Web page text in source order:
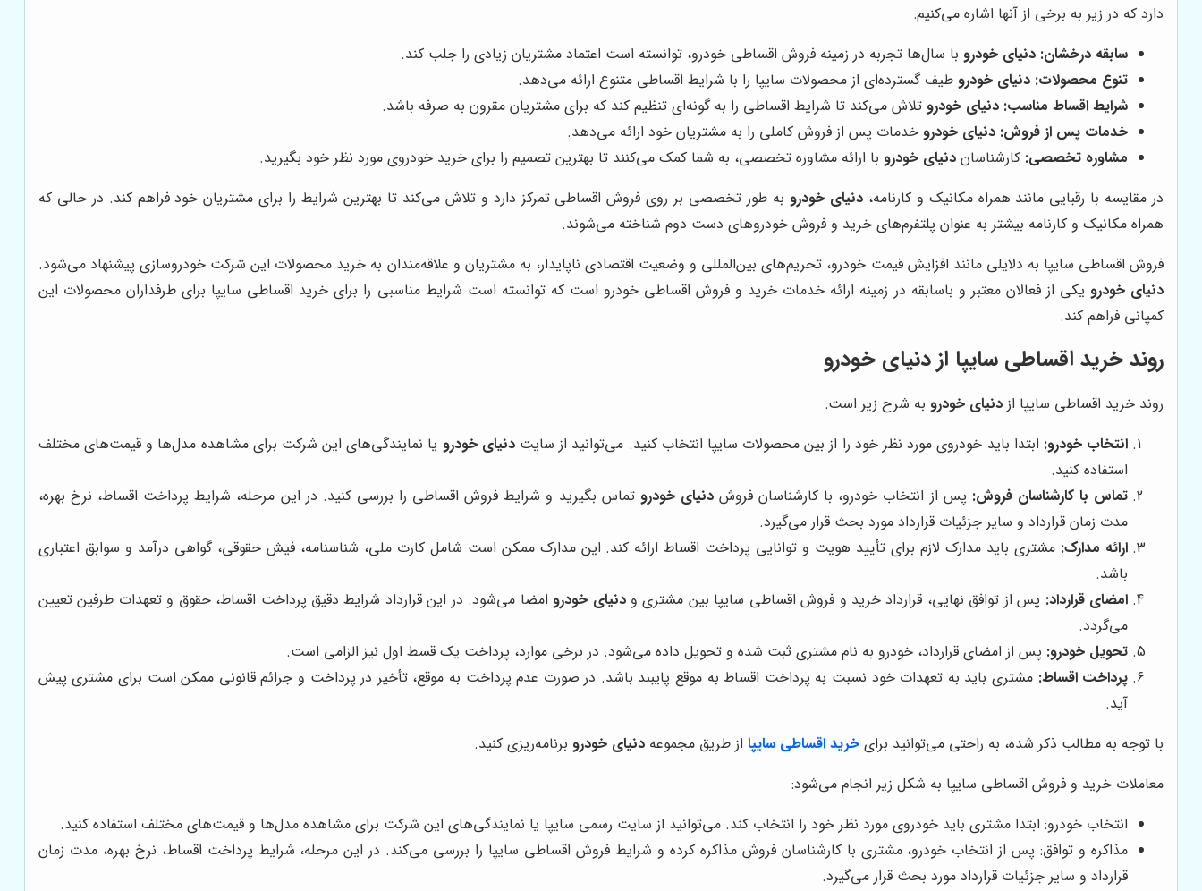
دارد که در زیر به برخی از آنها اشاره می‌کنیم:
سابقه درخشان: دنیای خودرو با سال‌ها تجربه در زمینه فروش اقساطی خودرو، توانسته است اعتماد مشتریان زیادی را جلب کند.
تنوع محصولات: دنیای خودرو طیف گسترده‌ای از محصولات سایپا را با شرایط اقساطی متنوع ارائه می‌دهد.
شرایط اقساط مناسب: دنیای خودرو تلاش می‌کند تا شرایط اقساطی را به گونه‌ای تنظیم کند که برای مشتریان مقرون به صرفه باشد.
خدمات پس از فروش: دنیای خودرو خدمات پس از فروش کاملی را به مشتریان خود ارائه می‌دهد.
مشاوره تخصصی: کارشناسان دنیای خودرو با ارائه مشاوره تخصصی، به شما کمک می‌کنند تا بهترین تصمیم را برای خرید خودروی مورد نظر خود بگیرید.
در مقایسه با رقبایی مانند همراه مکانیک و کارنامه،دنیای خودرو به طور تخصصی بر روی فروش اقساطی تمرکز دارد و تلاش می‌کند تا بهترین شرایط را برای مشتریان خود فراهم کند. در حالی که
همراه مکانیک و کارنامه بیشتر به عنوان پلتفرم‌های خرید و فروش خودروهای دست دوم شناخته می‌شوند.
فروش اقساطی سایپا به دلایلی مانند افزایش قیمت خودرو، تحریم‌های بین‌المللی و وضعیت اقتصادی ناپایدار، به مشتریان و علاقه‌مندان به خرید محصولات این شرکت خودروسازی پیشنهاد می‌شود.
دنیای خودرو یکی از فعالان معتبر و باسابقه در زمینه ارائه خدمات خرید و فروش اقساطی خودرو است که توانسته است شرایط مناسبی را برای خرید اقساطی سایپا برای طرفداران محصولات این
کمپانی فراهم کند.
روند خرید اقساطی سایپا ازدنیای خودرو
روند خرید اقساطی سایپا از دنیای خودرو به شرح زیر است:
انتخاب خودرو: ابتدا باید خودروی مورد نظر خود را از بین محصولات سایپا انتخاب کنید. می‌توانید از سایتدنیای خودرو یا نمایندگی‌های این شرکت برای مشاهده مدل‌ها و قیمت‌های مختلف
استفاده کنید.
تماس با کارشناسان فروش: پس از انتخاب خودرو، با کارشناسان فروشدنیای خودرو تماس بگیرید و شرایط فروش اقساطی را بررسی کنید. در این مرحله، شرایط پرداخت اقساط، نرخ بهره،
مدت زمان قرارداد و سایر جزئیات قرارداد مورد بحث قرار می‌گیرد.
ارائه مدارک: مشتری باید مدارک لازم برای تأیید هویت و توانایی پرداخت اقساط ارائه کند. این مدارک ممکن است شامل کارت ملی، شناسنامه، فیش حقوقی، گواهی درآمد و سوابق اعتباری
باشد.
امضای قرارداد: پس از توافق نهایی، قرارداد خرید و فروش اقساطی سایپا بین مشتری ودنیای خودرو امضا می‌شود. در این قرارداد شرایط دقیق پرداخت اقساط، حقوق و تعهدات طرفین تعیین
می‌گردد.
تحویل خودرو: پس از امضای قرارداد، خودرو به نام مشتری ثبت شده و تحویل داده می‌شود. در برخی موارد، پرداخت یک قسط اول نیز الزامی است.
پرداخت اقساط: مشتری باید به تعهدات خود نسبت به پرداخت اقساط به موقع پایبند باشد. در صورت عدم پرداخت به موقع، تأخیر در پرداخت و جرائم قانونی ممکن است برای مشتری پیش
آید.
با توجه به مطالب ذکر شده، به راحتی می‌توانید برای خرید اقساطی سایپااز طریق مجموعه دنیای خودرو برنامه‌ریزی کنید.
معاملات خرید و فروش اقساطی سایپا به شکل زیر انجام می‌شود:
انتخاب خودرو: ابتدا مشتری باید خودروی مورد نظر خود را انتخاب کند. می‌توانید از سایت رسمی سایپا یا نمایندگی‌های این شرکت برای مشاهده مدل‌ها و قیمت‌های مختلف استفاده کنید.
مذاکره و توافق: پس از انتخاب خودرو، مشتری با کارشناسان فروش مذاکره کرده و شرایط فروش اقساطی سایپا را بررسی می‌کند. در این مرحله، شرایط پرداخت اقساط، نرخ بهره، مدت زمان
قرارداد و سایر جزئیات قرارداد مورد بحث قرار می‌گیرد.